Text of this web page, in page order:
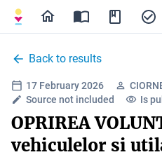
Back to results
17 February 2026
Source not included
Is
OPRIREA
vehiculelor si